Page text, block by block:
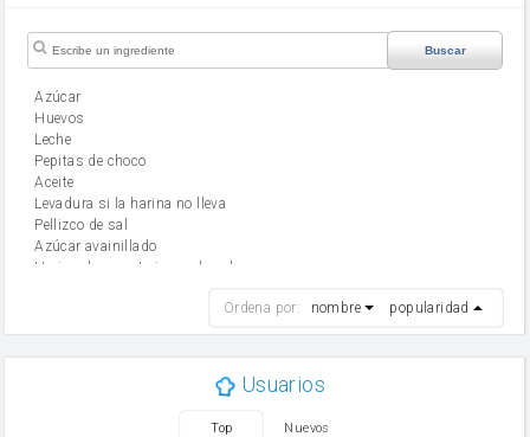
Buscar
Azúcar
huevos
leche
Pepitas de choco
aceite
Levadura si la harina no lleva
Pellizco de sal
Azúcar avainillado
Harina de reposteria con levadura
mantequilla
Ordena por: nombre popularidad
Usuarios
Top Nuevos